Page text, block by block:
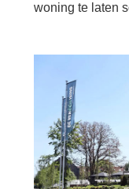
woning te laten